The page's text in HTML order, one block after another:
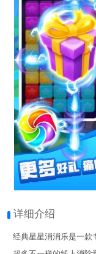
详细介绍
经典星星消消乐是一款